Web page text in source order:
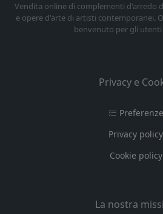
Vendita online di complementi d'arredo
e opere d'arte di artisti contemporanei.
benvenuto per gli
Privacy e
Preferenze
Privacy policy
Cookie policy
La nostra